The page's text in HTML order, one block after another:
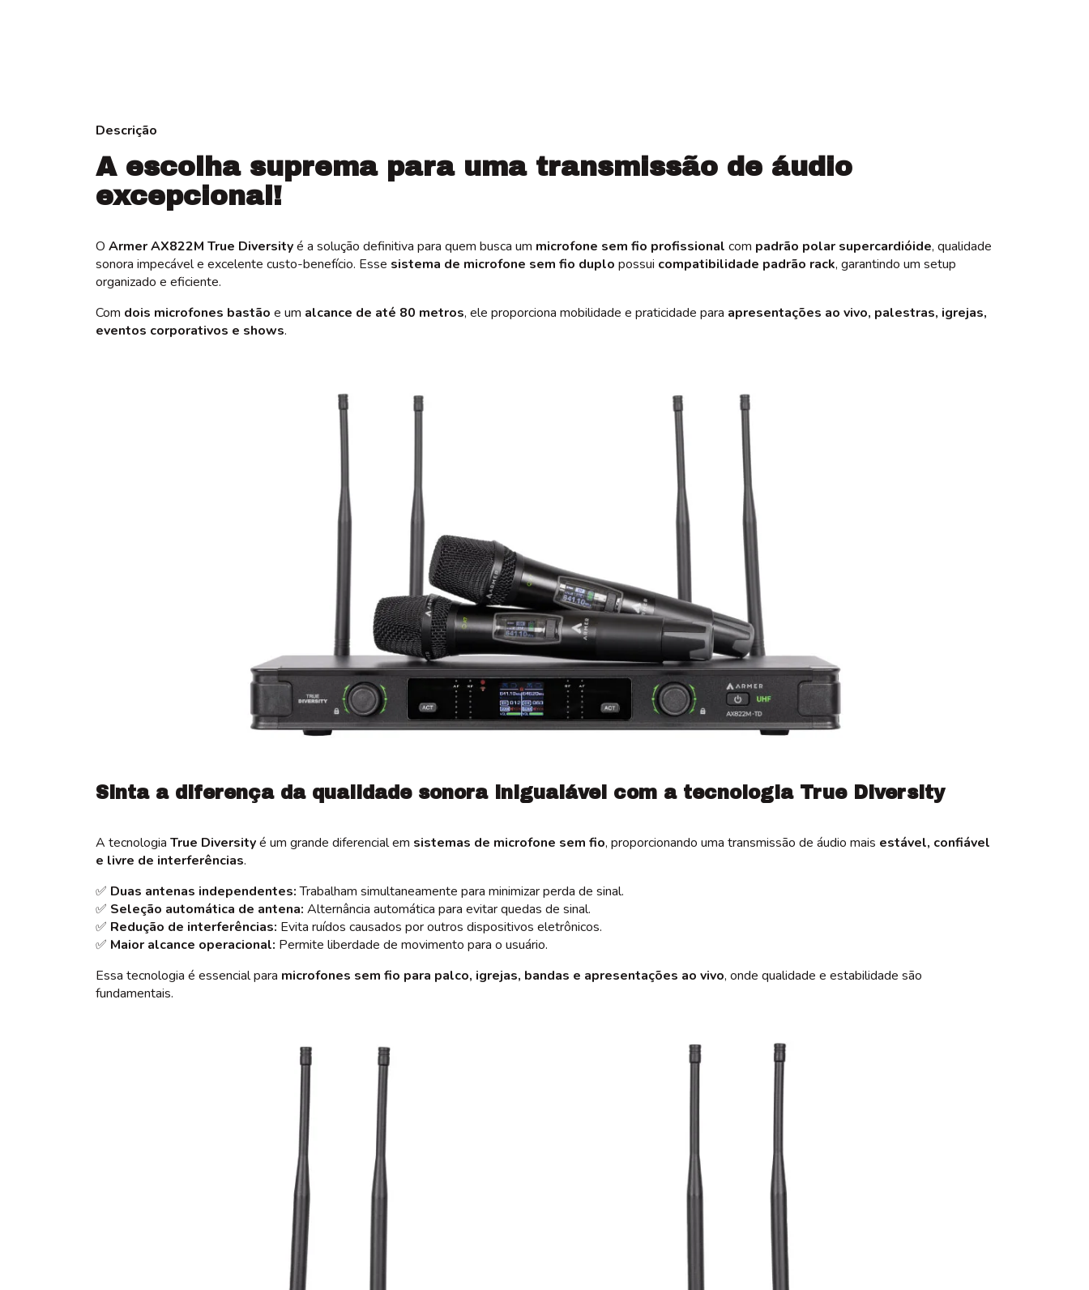
Descrição
A escolha suprema para uma transmissão de áudio
excepcional!
O Armer AX822M True Diversityé a solução definitiva para quem busca um microfone sem fio profissional com padrão polar supercardióide, qualidade
sonora impecável e excelente custo-benefício. Esse sistema de microfone sem fio duplo possui compatibilidade padrão rack, garantindo um setup
organizado e eficiente.
Com dois microfones bastão e um alcance de até 80 metros, ele proporciona mobilidade e praticidade para apresentações ao vivo, palestras, igrejas,
eventos corporativos e shows.
Sinta a diferença da qualidade sonora inigualável com a tecnologia True Diversity
A tecnologia True Diversityé um grande diferencial em sistemas de microfone sem fio, proporcionando uma transmissão de áudio mais estável, confiável
e livre de interferências.
✅ Duas antenas independentes:Trabalham simultaneamente para minimizar perda de sinal.
✅ Seleção automática de antena: Alternância automática para evitar quedas de sinal.
✅ Redução de interferências: Evita ruídos causados por outros dispositivos eletrônicos.
✅ Maior alcance operacional: Permite liberdade de movimento para o usuário.
Essa tecnologia é essencial para microfones sem fio para palco, igrejas, bandas e apresentações ao vivo, onde qualidade e estabilidade são
fundamentais.